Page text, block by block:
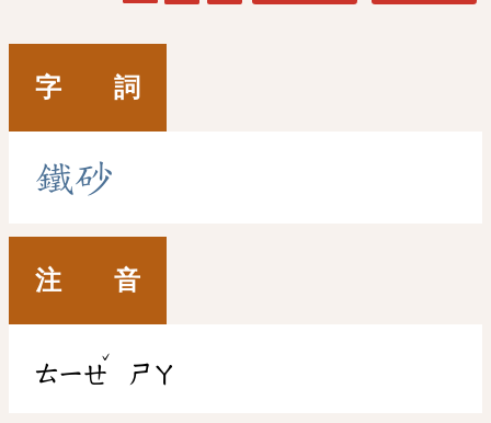
字 詞
鐵砂
注 音
ㄊㄧㄝ
ˇ
ㄕㄚ